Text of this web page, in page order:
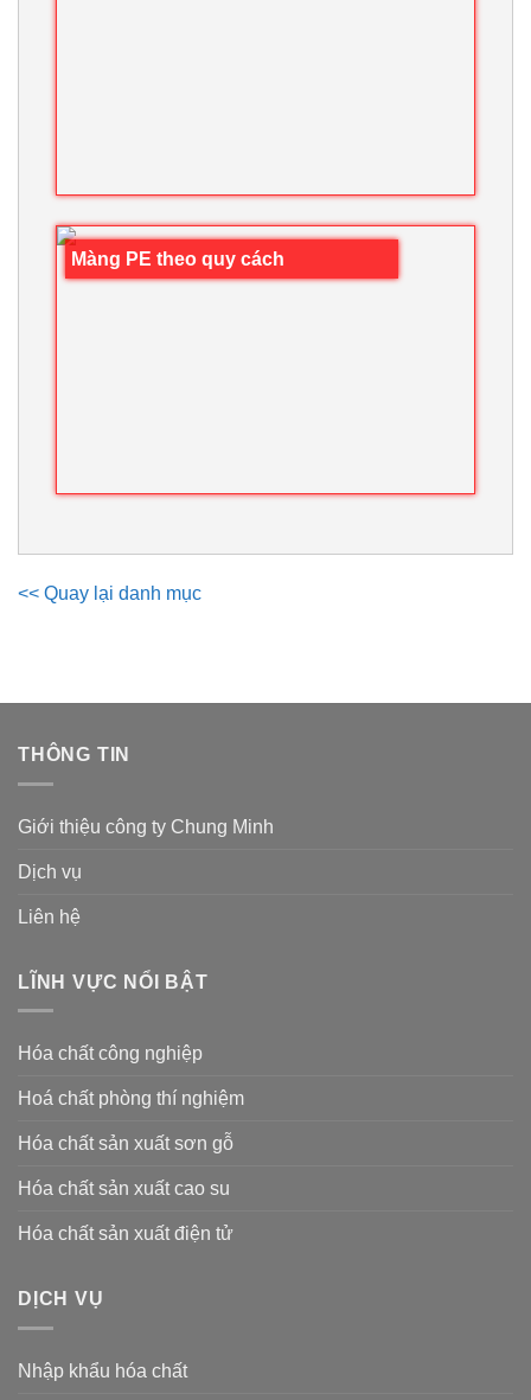
Màng PE theo quy cách
<< Quay lại danh mục
THÔNG TIN
Giới thiệu công ty Chung Minh
Dịch vụ
Liên hệ
LĨNH VỰC NỔI BẬT
Hóa chất công nghiệp
Hoá chất phòng thí nghiệm
Hóa chất sản xuất sơn gỗ
Hóa chất sản xuất cao su
Hóa chất sản xuất điện tử
DỊCH VỤ
Nhập khẩu hóa chất